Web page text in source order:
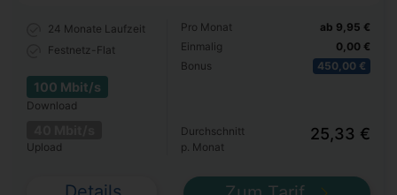
24 Monate Laufzeit
Festnetz-Flat
100 Mbit/s
Download
Upload
Pro Monat
Einmalig
Bonus
ab 9,95 €
0,00 €
450,00 €
Durchschnitt
p. Monat
25,33 €